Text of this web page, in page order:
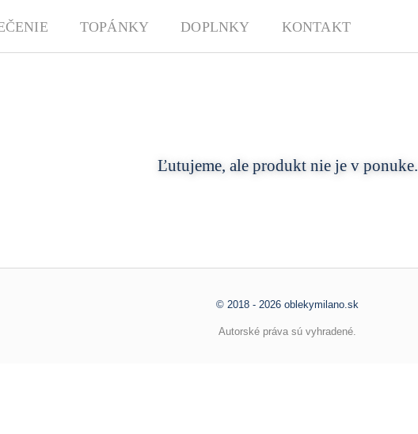
TOPÁNKY DOPLNKY KONTAKT
Ľutujeme, ale produkt nie je v ponuke.
© 2018 - 2026 oblekymilano.sk
Autorské práva sú vyhradené.